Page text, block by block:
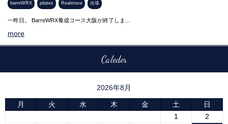
barreWRX pilates Realmove 出張
一昨日。 BarreWRX養成コース大阪が終了しま...
more
Caleder
2026年8月
月 火 水 木 金 土
日
1
2